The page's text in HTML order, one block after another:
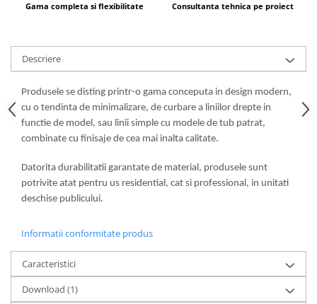
Pereti amovibili
Manere
Manere tragatoare
Manere scoica
Sisteme cabine dus
Cabine dus
Balamale cabine dus
Conectori cabine dus
Bara stabilizatoare si conectori
cabine dus
Garnituri cabine dus
Gama completa si flexibilitate Consultanta tehnica pe proiect
Descriere
Produsele se disting printr-o gama conceputa in design modern,
cu o tendinta de minimalizare, de curbare a liniilor drepte in
functie de model, sau linii simple cu modele de tub patrat,
combinate cu finisaje de cea mai inalta calitate.
Datorita durabilitatii garantate de material, produsele sunt
potrivite atat pentru us residential, cat si professional, in unitati
deschise publicului.
Informatii conformitate produs
Caracteristici
Download (1)